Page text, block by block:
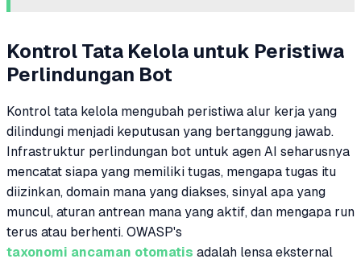
Kontrol Tata Kelola untuk Peristiwa
Perlindungan Bot
Kontrol tata kelola mengubah peristiwa alur kerja yang
dilindungi menjadi keputusan yang bertanggung jawab.
Infrastruktur perlindungan bot untuk agen AI seharusnya
mencatat siapa yang memiliki tugas, mengapa tugas itu
diizinkan, domain mana yang diakses, sinyal apa yang
muncul, aturan antrean mana yang aktif, dan mengapa run
terus atau berhenti. OWASP's
taxonomi ancaman otomatis adalah lensa eksternal